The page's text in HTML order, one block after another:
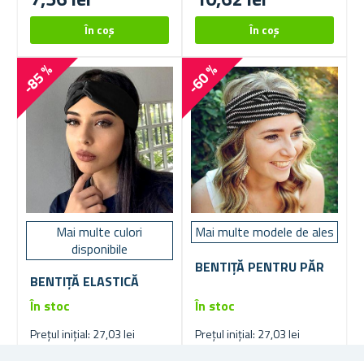
-85 %
Mai multe culori
disponibile
BENTIȚĂ ELASTICĂ
Prețul inițial: 27,03 lei
În stoc
-60 %
Mai multe modele de ales
BENTIȚĂ PENTRU PĂR
Prețul inițial: 27,03 lei
În stoc